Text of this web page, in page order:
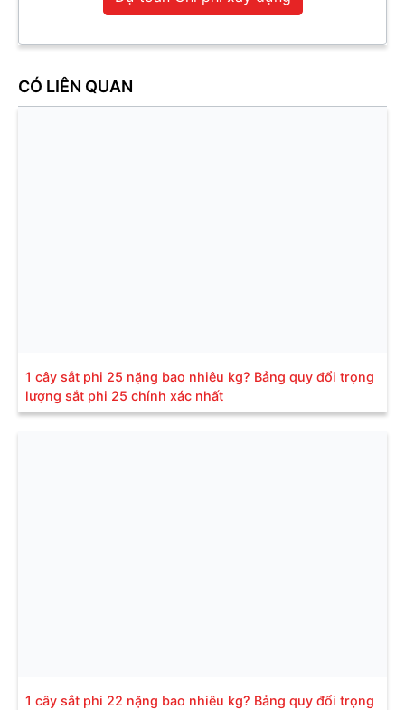
CÓ LIÊN QUAN
1 cây sắt phi 25 nặng bao nhiêu kg? Bảng quy đổi trọng
lượng sắt phi 25 chính xác nhất
1 cây sắt phi 22 nặng bao nhiêu kg? Bảng quy đổi trọng